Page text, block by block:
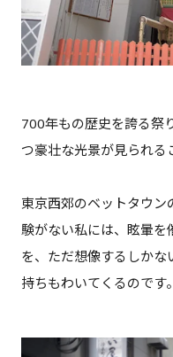
700年もの歴史を誇る祭
つ豪壮な光景が見られる
東京西郊のベットタウ
験がない私には、眩暈
を、ただ想像するしか
持ちもわいてくるのです。